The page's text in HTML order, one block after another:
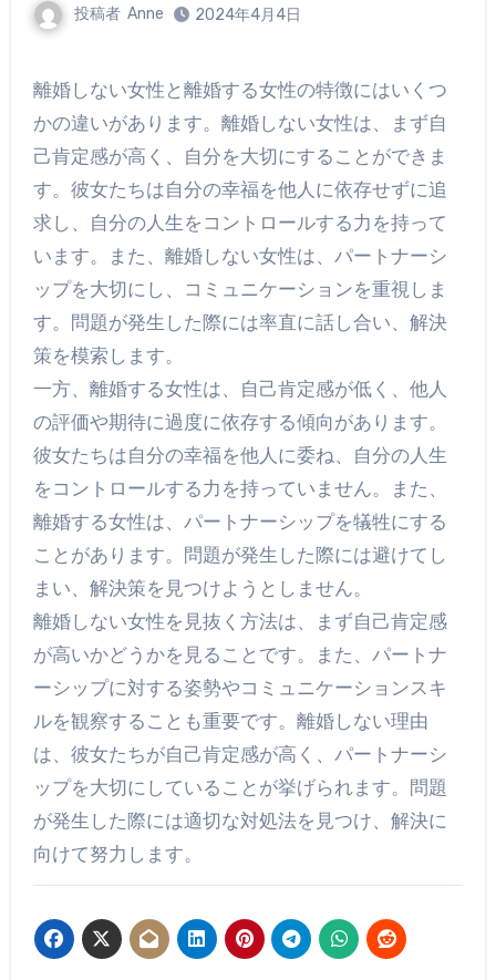
投稿者 Anne 2024年4月4日
離婚しない女性と離婚する女性の特徴にはいくつ
かの違いがあります。離婚しない女性は、まず自
己肯定感が高く、自分を大切にすることができま
す。彼女たちは自分の幸福を他人に依存せずに追
求し、自分の人生をコントロールする力を持って
います。また、離婚しない女性は、パートナーシ
ップを大切にし、コミュニケーションを重視しま
す。問題が発生した際には率直に話し合い、解決
策を模索します。
一方、離婚する女性は、自己肯定感が低く、他人
の評価や期待に過度に依存する傾向があります。
彼女たちは自分の幸福を他人に委ね、自分の人生
をコントロールする力を持っていません。また、
離婚する女性は、パートナーシップを犠牲にする
ことがあります。問題が発生した際には避けてし
まい、解決策を見つけようとしません。
離婚しない女性を見抜く方法は、まず自己肯定感
が高いかどうかを見ることです。また、パートナ
ーシップに対する姿勢やコミュニケーションスキ
ルを観察することも重要です。離婚しない理由
は、彼女たちが自己肯定感が高く、パートナーシ
ップを大切にしていることが挙げられます。問題
が発生した際には適切な対処法を見つけ、解決に
向けて努力します。